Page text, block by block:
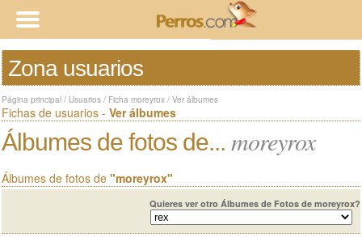
Zona usuarios
Página principal / Usuarios / Ficha moreyrox / Ver álbumes
Fichas de usuarios - Ver álbumes
Álbumes de fotos de... moreyrox
Álbumes de fotos de "moreyrox"
Quieres ver otro Álbumes de Fotos de moreyrox?